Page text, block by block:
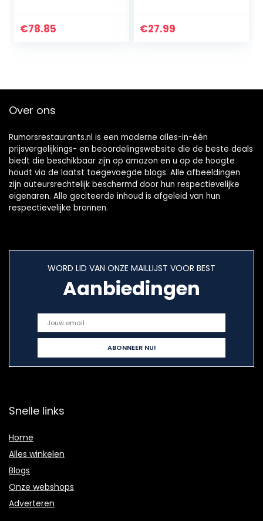
€78.85 €27.99
Over ons
Rumorsrestaurants.nl is een moderne alles-in-één
prijsvergelijkings- en beoordelingswebsite die de beste deals
biedt die beschikbaar zijn op amazon en u op de hoogte
houdt via de laatst toegevoegde blogs. Alle afbeeldingen
zijn auteursrechtelijk beschermd door hun respectievelijke
eigenaren. Alle geciteerde inhoud is afgeleid van hun
respectievelijke bronnen.
WORD LID VAN ONZE MAILLIJST VOOR BEST
Aanbiedingen
Snelle links
Home
Alles winkelen
Blogs
Onze webshops
Adverteren